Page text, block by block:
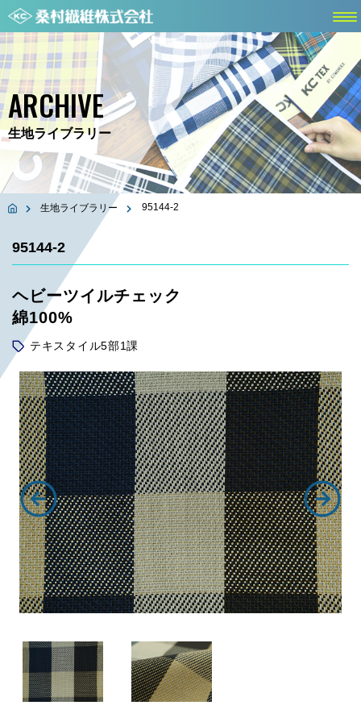
ARCHIVE
生地ライブラリー
生地ライブラリー 95144-2
95144-2
ヘビーツイルチェック
綿100%
テキスタイル5部1課